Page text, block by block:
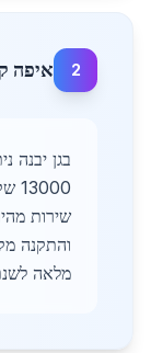
2 איפה
בגן יבנה
שירות
והתקנה
מלאה לשנת